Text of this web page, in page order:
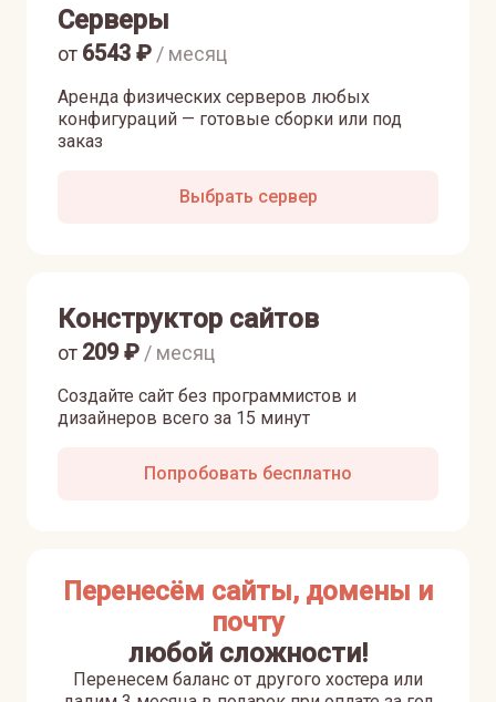
Серверы
Аренда физических серверов любых
конфигураций — готовые сборки или под
заказ
от 6543 ₽ / месяц
Выбрать сервер
Конструктор сайтов
Создайте сайт без программистов и
дизайнеров всего за 15 минут
от 209₽ / месяц
Попробовать бесплатно
Перенесём сайты, домены и
почту
любой сложности!
Перенесем баланс от другого хостера или